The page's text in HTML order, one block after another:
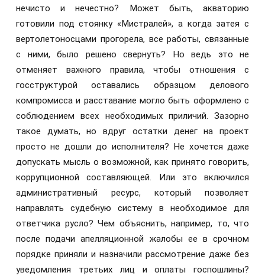
нечисто и нечестно? Может быть, акваторию
готовили под стоянку «Мистралей», а когда затея с
вертолетоносцами прогорела, все работы, связанные
с ними, было решено свернуть? Но ведь это не
отменяет важного правила, чтобы отношения с
госструктурой оставались образцом делового
компромисса и расставание могло быть оформлено с
соблюдением всех необходимых приличий. Зазорно
такое думать, но вдруг остатки денег на проект
просто не дошли до исполнителя? Не хочется даже
допускать мысль о возможной, как принято говорить,
коррупционной составляющей. Или это включился
административный ресурс, который позволяет
направлять судебную систему в необходимое для
ответчика русло? Чем объяснить, например, то, что
после подачи апелляционной жалобы ее в срочном
порядке приняли и назначили рассмотрение даже без
уведомления третьих лиц и оплаты госпошлины?